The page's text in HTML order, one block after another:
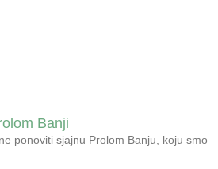
Banji
ponoviti sjajnu Prolom Banju, koju smo